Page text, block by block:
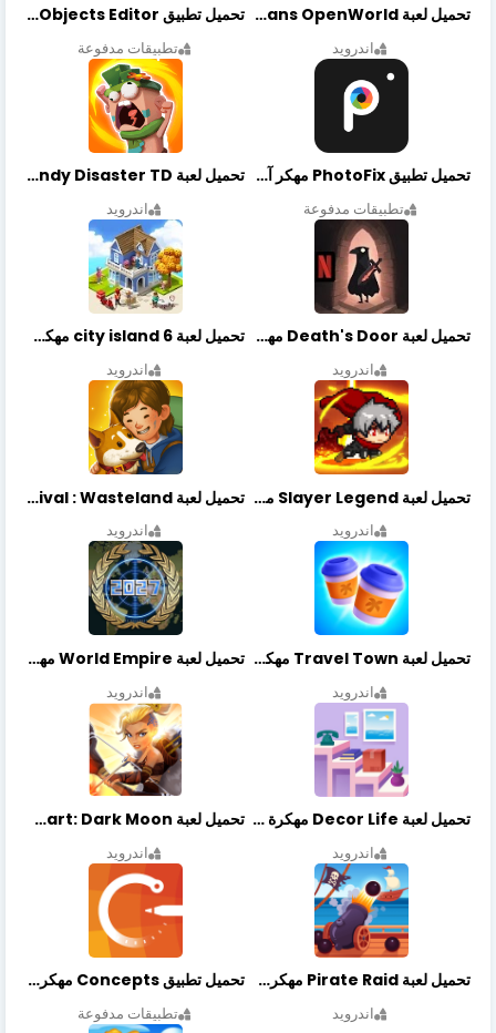
تحميل لعبة Gangstar New Orleans OpenWorld مهكرة أخر إصدار
اندرويد
تحميل تطبيق Retouch Remove Objects Editor مهكرة اخر إصدار
تطبيقات مدفوعة
تحميل تطبيق PhotoFix مهكر آخر إصدار
تطبيقات مدفوعة
تحميل لعبة Candy Disaster TD مهكرة اخر إصدار
اندرويد
تحميل لعبة Death's Door مهكرة أخر إصدار
اندرويد
تحميل لعبة city island 6 مهكرة أخر إصدار
اندرويد
تحميل لعبة Slayer Legend مهكرة أخر إصدار
اندرويد
تحميل لعبة Merge Survival : Wasteland مهكرة أخر إصدار
اندرويد
تحميل لعبة Travel Town مهكرة أخر إصدار
اندرويد
تحميل لعبة World Empire مهكرة أخر إصدار
اندرويد
تحميل لعبة Decor Life مهكرة أخر إصدار
اندرويد
تحميل لعبة Lionheart: Dark Moon مهكرة أخر إصدار
اندرويد
تحميل لعبة Pirate Raid مهكرة أخر إصدار
اندرويد
تحميل تطبيق Concepts مهكر أخر إصدار
تطبيقات مدفوعة